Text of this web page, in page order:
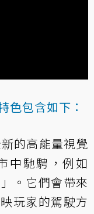
色包含如下：
的高能量視覺
中馳騁，例如
。它們會帶來
玩家的駕駛方